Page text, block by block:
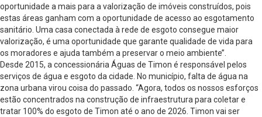
oportunidade a mais para a valorização de imóveis construídos, pois
estas áreas ganham com a oportunidade de acesso ao esgotamento
sanitário. Uma casa conectada à rede de esgoto consegue maior
valorização, é uma oportunidade que garante qualidade de vida para
os moradores e ajuda também a preservar o meio ambiente’’.
Desde 2015, a concessionária Águas de Timon é responsável pelos
serviços de água e esgoto da cidade. No município, falta de água na
zona urbana virou coisa do passado. “Agora, todos os nossos esforços
estão concentrados na construção de infraestrutura para coletar e
tratar 100% do esgoto de Timon até o ano de 2026. Timon vai ser